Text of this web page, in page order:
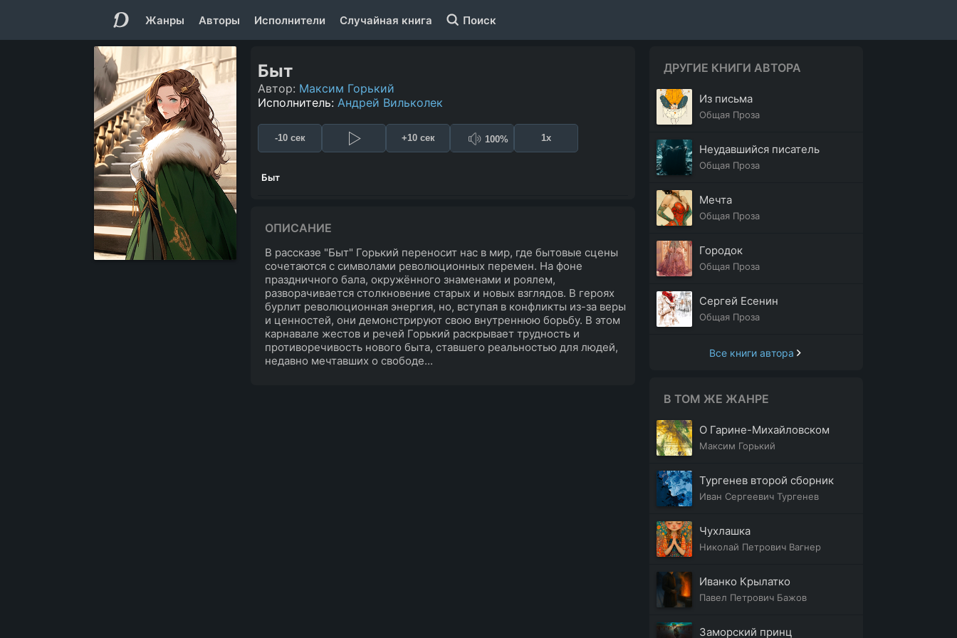
Жанры Авторы Исполнители Случайная книга Поиск
Быт
Автор: Максим Горький
Исполнитель: Андрей Вильколек
-10 сек +10 сек 100% 1x
Быт
ОПИСАНИЕ
В рассказе "Быт" Горький переносит нас в мир, где бытовые сцены
сочетаются с символами революционных перемен. На фоне
праздничного бала, окружённого знаменами и роялем,
разворачивается столкновение старых и новых взглядов. В героях
бурлит революционная энергия, но, вступая в конфликты из-за веры
и ценностей, они демонстрируют свою внутреннюю борьбу. В этом
карнавале жестов и речей Горький раскрывает трудность и
противоречивость нового быта, ставшего реальностью для людей,
недавно мечтавших о свободе...
ДРУГИЕ КНИГИ АВТОРА
Из письма
Общая Проза
Неудавшийся писатель
Общая Проза
Мечта
Общая Проза
Городок
Общая Проза
Сергей Есенин
Общая Проза
Все книги автора
В ТОМ ЖЕ ЖАНРЕ
О Гарине-Михайловском
Максим Горький
Тургенев второй сборник
Иван Сергеевич Тургенев
Чухлашка
Николай Петрович Вагнер
Иванко Крылатко
Павел Петрович Бажов
Заморский принц